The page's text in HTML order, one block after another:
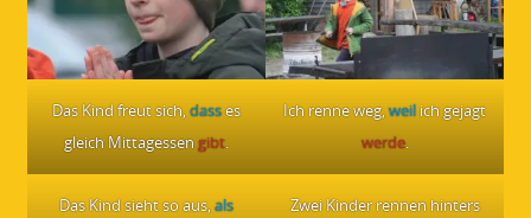
Das Kind freut sich,dasses
gleich Mittagessengibt.
Ich renne weg,weilich gejagt
werde.
Das Kind sieht so aus,als
Zwei Kinder rennen hinters